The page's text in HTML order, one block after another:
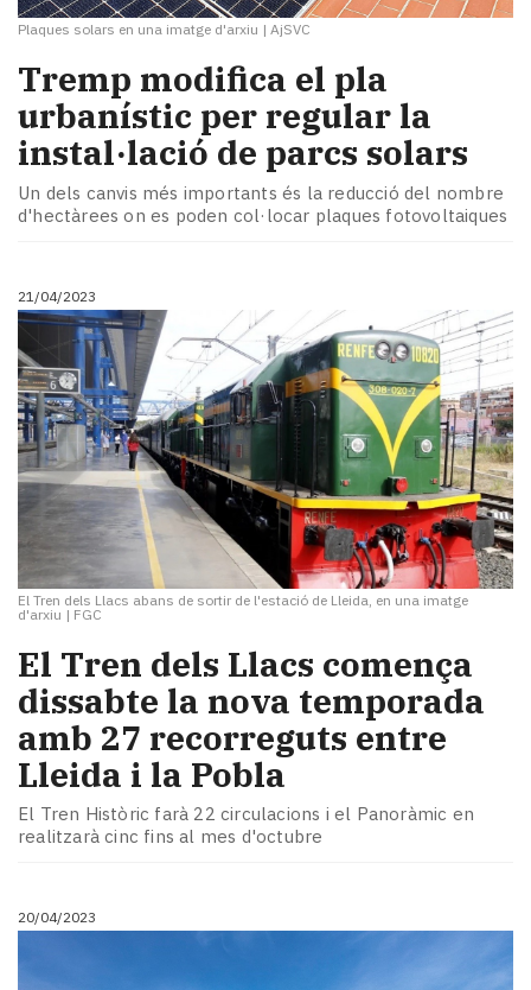
Plaques solars en una imatge d'arxiu | AjSVC
Tremp modifica el pla
urbanístic per regular la
instal·lació de parcs solars
Un dels canvis més importants és la reducció del nombre
d'hectàrees on es poden col·locar plaques fotovoltaiques
21/04/2023
El Tren dels Llacs abans de sortir de l'estació de Lleida, en una imatge
d'arxiu | FGC
El Tren dels Llacs comença
dissabte la nova temporada
amb 27 recorreguts entre
Lleida i la Pobla
El Tren Històric farà 22 circulacions i el Panoràmic en
realitzarà cinc fins al mes d'octubre
20/04/2023